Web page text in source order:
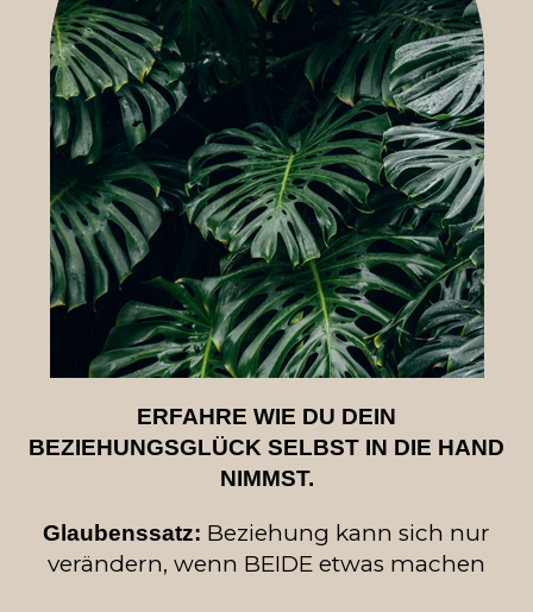
ERFAHRE WIE DU DEIN
BEZIEHUNGSGLÜCK SELBST IN DIE HAND
NIMMST.
Glaubenssatz: Beziehung kann sich nur
verändern, wenn BEIDE etwas machen